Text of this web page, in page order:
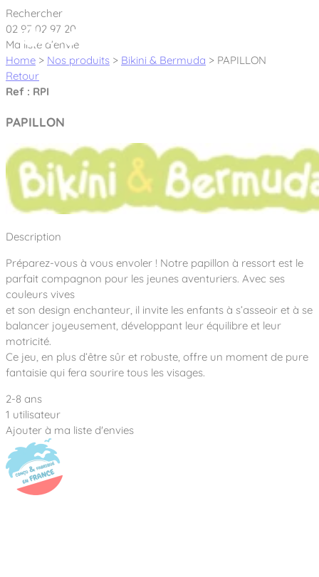
Cookies management panel
Créateur et fabricant d’aires de jeux &
Nos dernières actualités
À propos
Nos engagements
Notre partenariat avec l’association Rêves de clown
Nos Garanties
Notre concept
Notre entreprise
Notre équipe
Nous rejoindre
Aires de jeux Bikini & Bermuda®
Tous nos jeux
Jeux inclusifs
Jeux recyclés
Nos univers
Sport & Fitness Sport&Co®
Agrès fitness
Parcours de santé
Stadium Arena
Street workout
Surfpark
Équipements sportifs
Mobilier & accessoires
Mobilier urbain
Accessoires ludiques
Nos clients
Collectivités
Établissements scolaires
Architectes, Paysagistes-concepteurs
Camping et résidences de vacances
Notre expertise
Des aires intergénérationnelles de
Des aires de jeux pour tous les enfants
L’éco-conception de nos jeux
La végétalisation des cours d’école
Nos matériaux
Réalisations
Contact
Les questions fréquentes
Rechercher
02 97 02 97 20
Ma liste d’envie
Home > Nos produits > Bikini & Bermuda > PAPILLON
Retour
Ref : RPI
PAPILLON
Description
Préparez-vous à vous envoler ! Notre papillon à ressort est le
parfait compagnon pour les jeunes aventuriers. Avec ses
couleurs vives
et son design enchanteur, il invite les enfants à s’asseoir et à se
balancer joyeusement, développant leur équilibre et leur
motricité.
Ce jeu, en plus d’être sûr et robuste, offre un moment de pure
fantaisie qui fera sourire tous les visages.
2-8 ans
1 utilisateur
Ajouter à ma liste d'envies